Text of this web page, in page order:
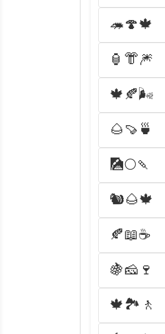
🦔🍄🍁
🏮👘🎆
🍁🍂🌬
🌰🍠🍵
🎑🌕🍡
🐿🌰🍁
🍂📖☕
🍇🧀🍷
🍁🏞️🚶